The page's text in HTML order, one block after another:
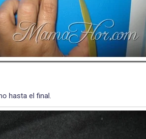
hasta el final.